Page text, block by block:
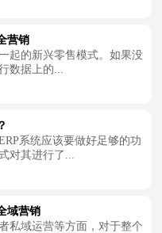
营销
起的新兴零售模式。如果没
数据上的...
系统应该要做好足够的功
对其进行了...
域营销
私域运营等方面，对于整个